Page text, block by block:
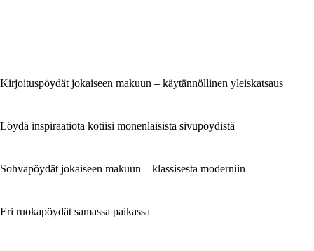
Kirjoituspöydät jokaiseen makuun – käytännöllinen yleiskatsaus
Löydä inspiraatiota kotiisi monenlaisista sivupöydistä
Sohvapöydät jokaiseen makuun – klassisesta moderniin
Eri ruokapöydät samassa paikassa